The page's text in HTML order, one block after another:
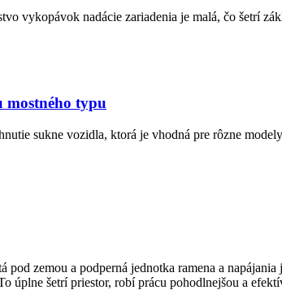
vykopávok nadácie zariadenia je malá, čo šetrí
typu
sukne vozidla, ktorá je vhodná pre rôzne
zemou a podperná jednotka ramena a
úplne šetrí priestor, robí prácu pohodlnejšou a